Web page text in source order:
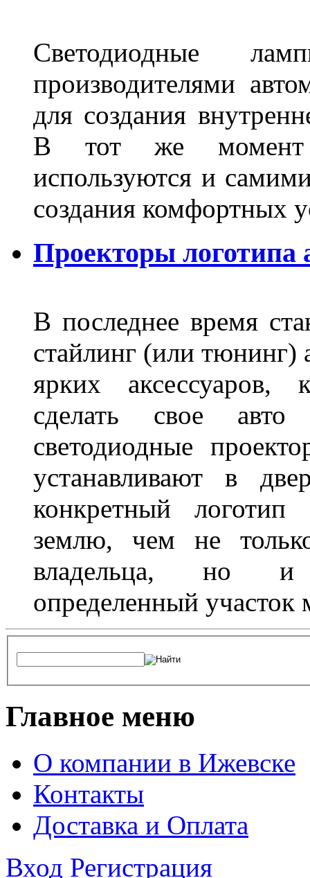
Светодиодные
производителями
для создания
В тот же момент
используются и
создания комфортных
Проекторы логотипа
В последнее время
стайлинг (или тюнинг)
ярких аксессуаров,
сделать свое
светодиодные
устанавливают в
конкретный логотип
землю, чем не
владельца, но и
определенный участок
Главное меню
О компании в Ижевске
Контакты
Доставка и Оплата
Вход Регистрация